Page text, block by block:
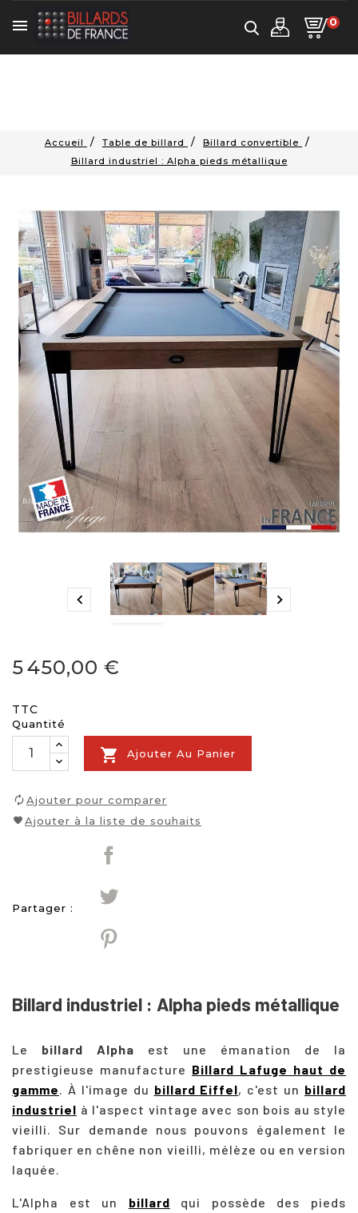
 0
Accueil Table de billard
Billard convertible
Billard industriel : Alpha pieds métallique

 
5 450,00 €
TTC
Quantité
 Ajouter Au Panier
Ajouter pour comparer
Ajouter à la liste de souhaits
Partager :
Billard industriel : Alpha pieds métallique
Le billard Alpha est une émanation de la
prestigieuse manufacture Billard Lafuge haut de
gamme
. À l'image du billard Eiffel, c'est un billard
industriel à l'aspect vintage avec son bois au style
vieilli. Sur demande nous pouvons également le
fabriquer en chêne non vieilli, mélèze ou en version
laquée.
L'Alpha est un billard qui possède des pieds